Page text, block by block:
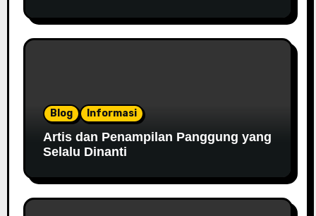
Blog Informasi
Artis dan Penampilan Panggung yang
Selalu Dinanti